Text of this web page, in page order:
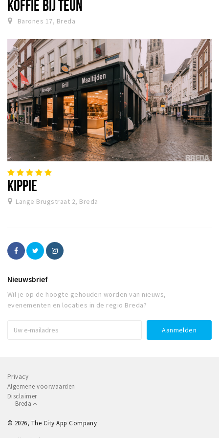
KOFFIE BIJ TEUN
Barones 17, Breda
KIPPIE
Lange Brugstraat 2, Breda
Nieuwsbrief
Wil je op de hoogte gehouden worden van nieuws,
evenementen en locaties in de regio Breda?
Privacy
Algemene voorwaarden
Disclaimer
Breda
© 2026, The City App Company